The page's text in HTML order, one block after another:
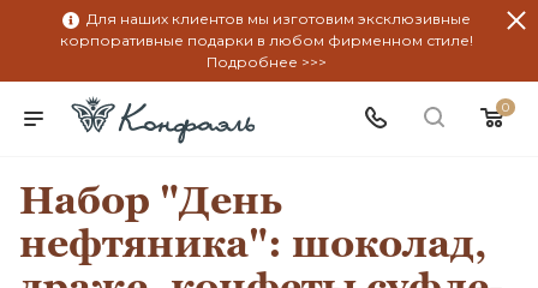
Для наших клиентов мы изготовим эксклюзивные
корпоративные подарки в любом фирменном стиле!
Подробнее >>>
0
Набор "День
нефтяника": шоколад,